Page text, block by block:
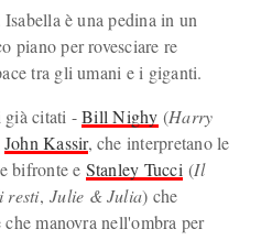
è una pedina in un
piano per rovesciare re
tra gli umani e i giganti.
già citati -Bill Nighy (Harry
John Kassir, che interpretano le
bifronte e Stanley Tucci (Il
resti,Julie & Julia) che
manovra nell'ombra per